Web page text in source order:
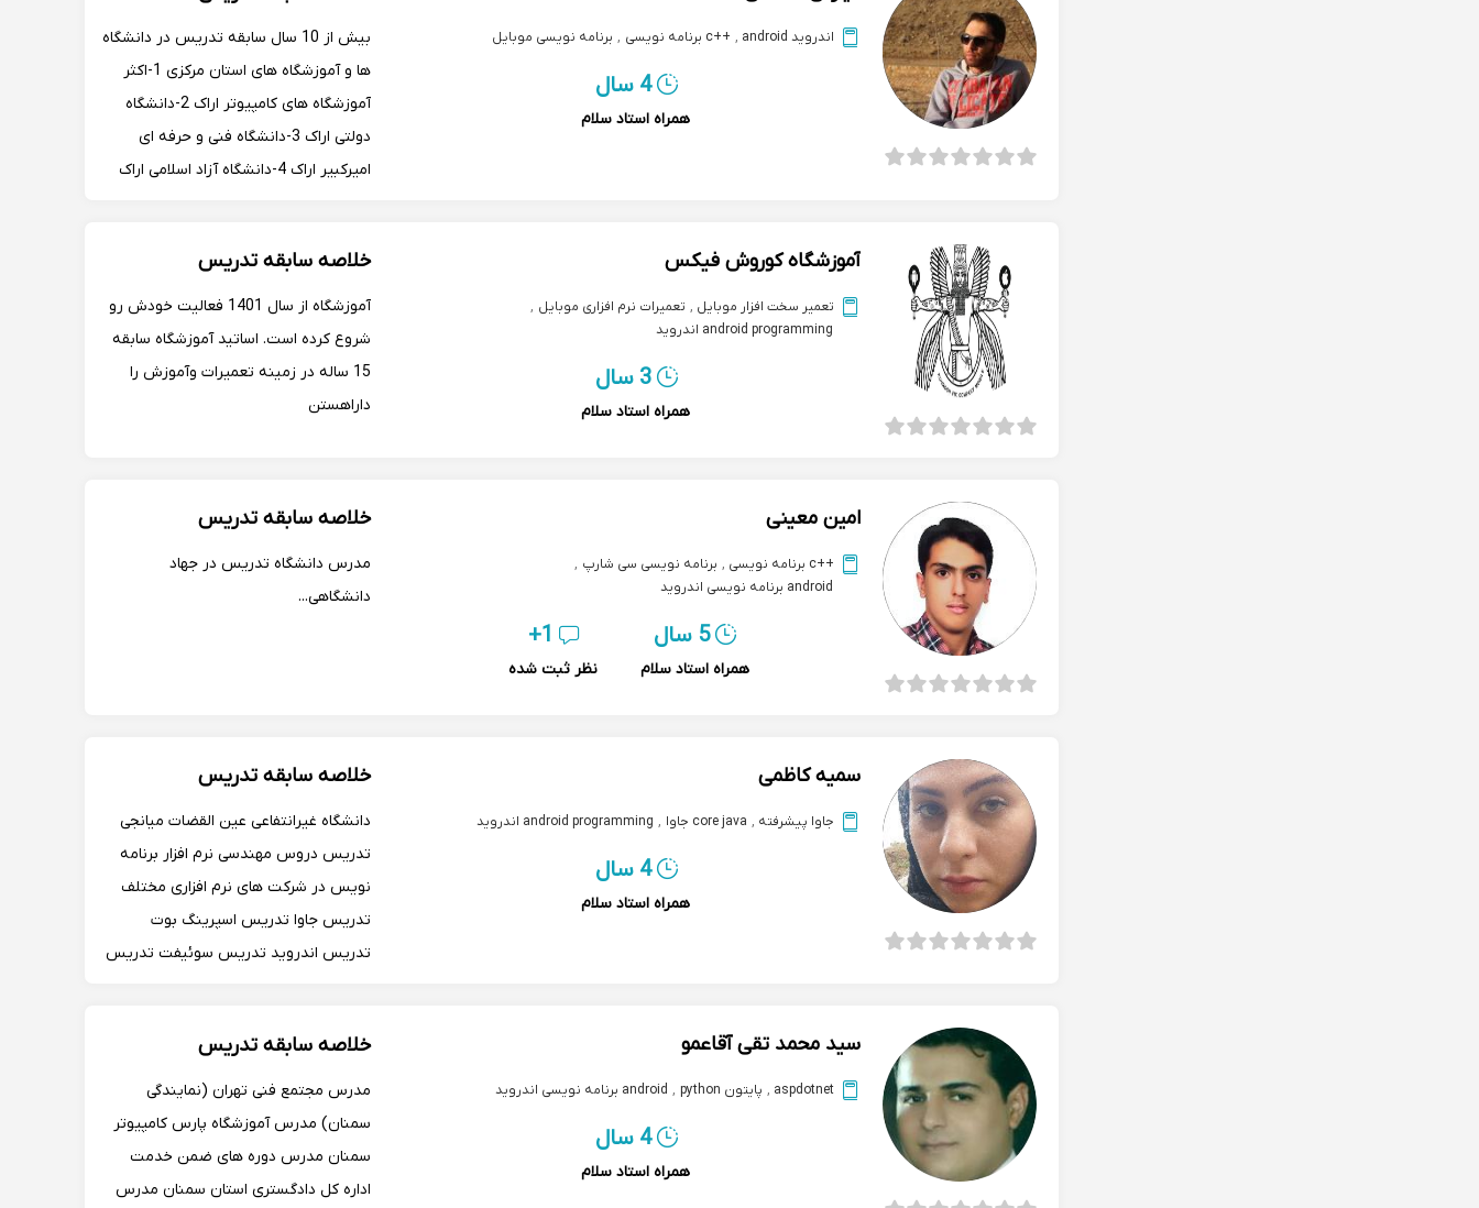
اندروید android , ++c برنامه نویسی , برنامه نویسی موبایل
4 سال
همراه استاد سلام
بیش از 10 سال سابقه تدریس در دانشگاه
ها و آموزشگاه های استان مرکزی 1-اکثر
آموزشگاه های کامپیوتر اراک 2-دانشگاه
دولتی اراک 3-دانشگاه فنی و حرفه ای
امیرکبیر اراک 4-دانشگاه آزاد اسلامی اراک
آموزشگاه کوروش فیکس
تعمیر سخت افزار موبایل , تعمیرات نرم افزاری موبایل ,
android programming اندروید
3 سال
همراه استاد سلام
خلاصه سابقه تدریس
آموزشگاه از سال 1401 فعالیت خودش رو
شروع کرده است. اساتید آموزشگاه سابقه
15 ساله در زمینه تعمیرات وآموزش را
داراهستن
امین معینی
++c برنامه نویسی , برنامه نویسی سی شارپ ,
android برنامه نویسی اندروید
5 سال
همراه استاد سلام
1+
نظر ثبت شده
خلاصه سابقه تدریس
مدرس دانشگاه تدریس در جهاد
دانشگاهی...
سمیه کاظمی
جاوا پیشرفته , core java جاوا , android programming اندروید
4 سال
همراه استاد سلام
خلاصه سابقه تدریس
دانشگاه غیرانتفاعی عین القضات میانجی
تدریس دروس مهندسی نرم افزار برنامه
نویس در شرکت های نرم افزاری مختلف
تدریس جاوا تدریس اسپرینگ بوت
تدریس اندروید تدریس سوئیفت تدریس
سید محمد تقی آقاعمو
aspdotnet
, پایتون python , android برنامه نویسی اندروید
4 سال
همراه استاد سلام
خلاصه سابقه تدریس
مدرس مجتمع فنی تهران (نمایندگی
سمنان) مدرس آموزشگاه پارس کامپیوتر
سمنان مدرس دوره های ضمن خدمت
اداره کل دادگستری استان سمنان مدرس